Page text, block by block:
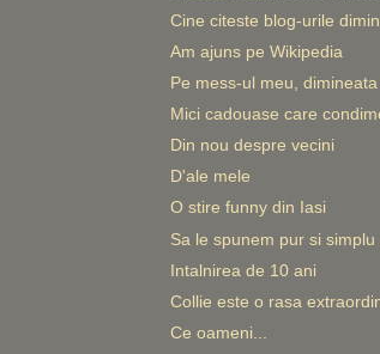
Cine citeste blog-urile
Am ajuns pe Wikipedia
Pe mess-ul meu,
Mici cadouase care
Din nou despre vecini
D'ale mele
O stire funny din Iasi
Sa le spunem pur si simplu
Intalnirea de 10 ani
Collie este o rasa
Ce oameni...